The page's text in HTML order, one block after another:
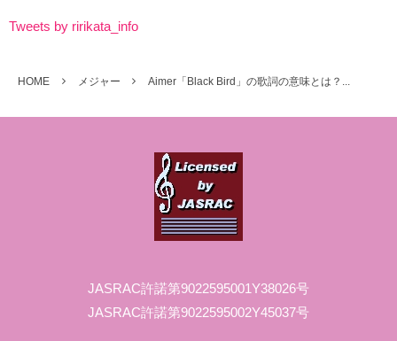
Tweets by ririkata_info
HOME メジャー Aimer「Black Bird」の歌詞の意味とは？...
JASRAC許諾第9022595001Y38026号
JASRAC許諾第9022595002Y45037号